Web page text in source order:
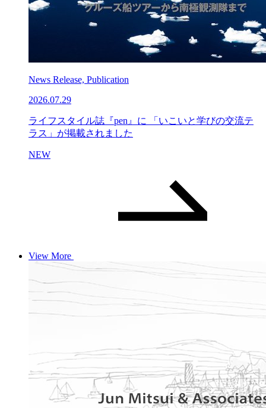
News Release, Publication
2026.07.29
ライフスタイル誌『pen』に 「いこいと学びの交流テ
ラス」が掲載されました
NEW
View More